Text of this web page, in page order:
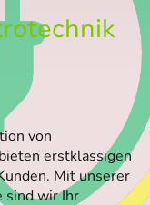
von
erstklassigen
Mit unserer
sind wir Ihr